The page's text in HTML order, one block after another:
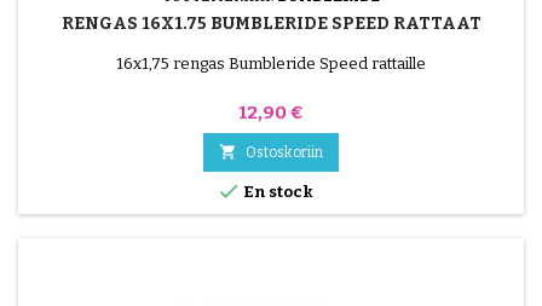
RENGAS 16X1.75 BUMBLERIDE SPEED RATTAAT
16x1,75 rengas Bumbleride Speed rattaille
Hinta
12,90 €
 Ostoskoriin
 En stock